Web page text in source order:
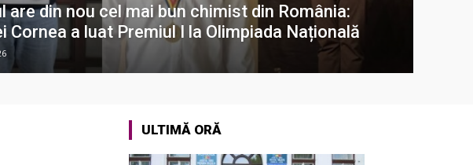
are din nou cel mai bun chimist din România:
Cornea a luat Premiul I la Olimpiada Națională
ULTIMĂ ORĂ